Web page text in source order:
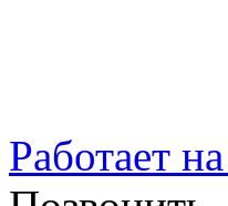
Работает